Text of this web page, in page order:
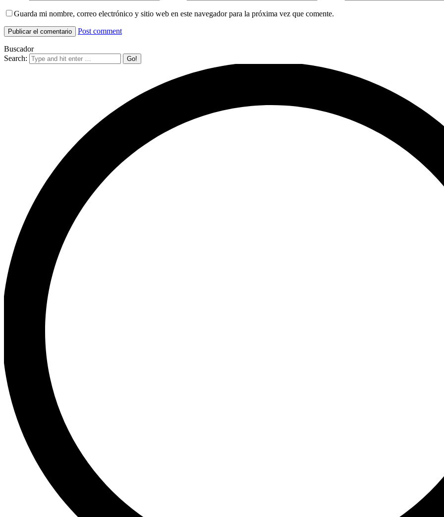
Guarda mi nombre, correo electrónico y sitio web en este navegador para la próxima vez que comente.
Post comment
Buscador
Search: